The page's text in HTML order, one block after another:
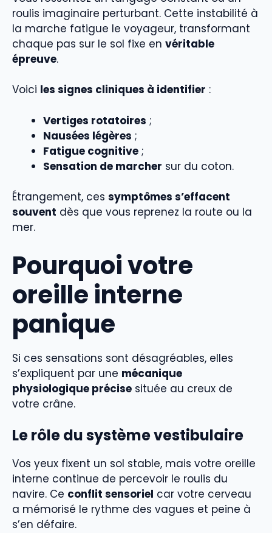
roulis imaginaire perturbant. Cette instabilité à
la marche fatigue le voyageur, transformant
chaque pas sur le sol fixe en véritable
épreuve.
Voici les signes cliniques à identifier :
Vertiges rotatoires ;
Nausées légères ;
Fatigue cognitive ;
Sensation de marcher sur du coton.
Étrangement, ces symptômes s’effacent
souvent dès que vous reprenez la route ou la
mer.
Pourquoi votre
oreille interne
panique
Si ces sensations sont désagréables, elles
s’expliquent par une mécanique
physiologique précise située au creux de
votre crâne.
Le rôle du système vestibulaire
Vos yeux fixent un sol stable, mais votre oreille
interne continue de percevoir le roulis du
navire. Ce conflit sensoriel car votre cerveau
a mémorisé le rythme des vagues et peine à
s’en défaire.